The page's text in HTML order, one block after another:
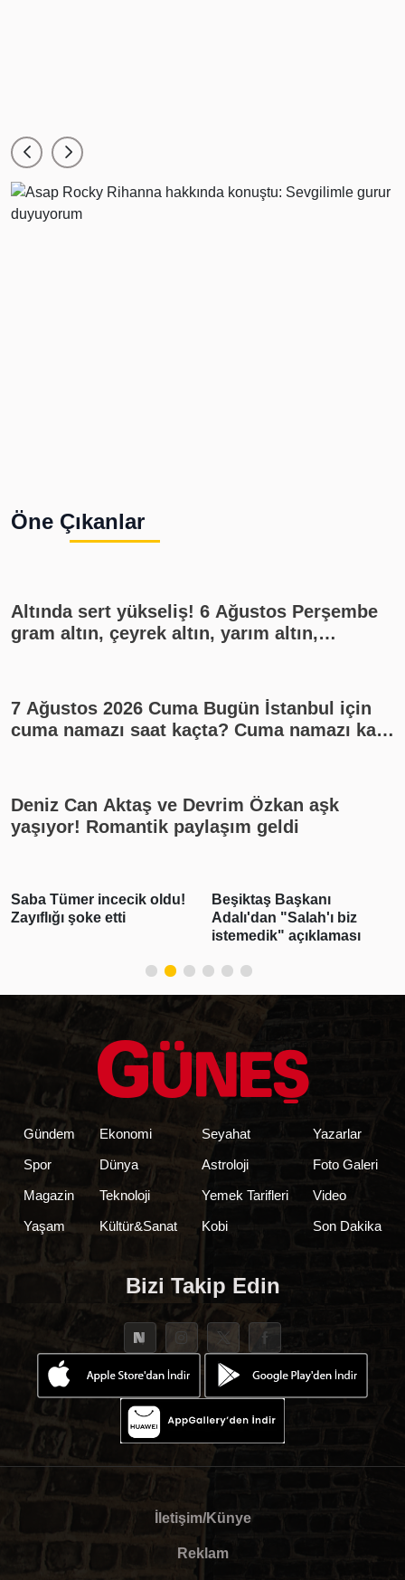
Öne Çıkanlar
Altında sert yükseliş! 6 Ağustos Perşembe
gram altın, çeyrek altın, yarım altın,
7 Ağustos 2026 Cuma Bugün İstanbul için
cuma namazı saat kaçta? Cuma namazı kaç
Deniz Can Aktaş ve Devrim Özkan aşk
yaşıyor! Romantik paylaşım geldi
Saba Tümer incecik oldu!
Zayıflığı şoke etti
Beşiktaş Başkanı
Adalı'dan "Salah'ı biz
istemedik" açıklaması
Gündem
Spor
Magazin
Yaşam
Ekonomi
Dünya
Teknoloji
Kültür&Sanat
Seyahat
Astroloji
Yemek Tarifleri
Kobi
Yazarlar
Foto Galeri
Video
Son Dakika
Bizi Takip Edin
İletişim/Künye
Reklam